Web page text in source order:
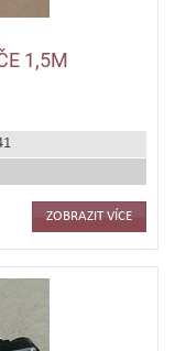
1,5M
ZOBRAZIT VÍCE